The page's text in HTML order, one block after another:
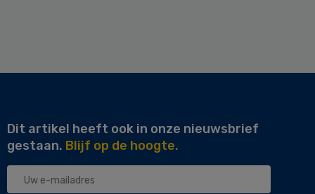
Dit artikel heeft ook in onze nieuwsbrief
gestaan. Blijf op de hoogte.
Uw